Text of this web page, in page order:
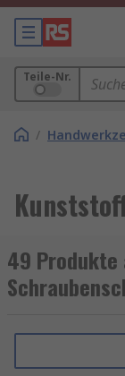
Teile-Nr.
/
49